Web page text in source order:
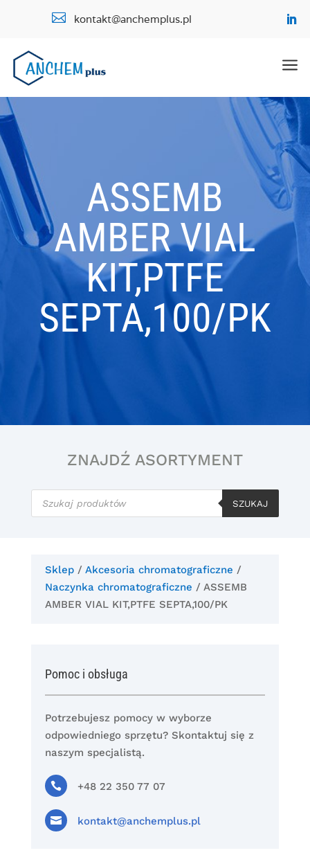
 kontakt@anchemplus.pl
a
ASSEMB
AMBER VIAL
KIT,PTFE
SEPTA,100/PK
ZNAJDŹ ASORTYMENT
Wyszukiwarka
produktów
SZUKAJ
Sklep/ Akcesoria chromatograficzne /
Naczynka chromatograficzne / ASSEMB
AMBER VIAL KIT,PTFE SEPTA,100/PK
Pomoc i obsługa
Potrzebujesz pomocy w wyborze
odpowiedniego sprzętu? Skontaktuj się z
naszym specjalistą.
 +48 22 350 77 07
 kontakt@anchemplus.pl